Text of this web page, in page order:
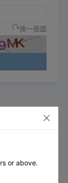
換一張圖
or above.